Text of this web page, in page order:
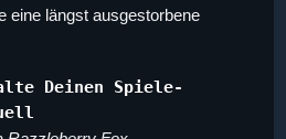
eine längst ausgestorbene
Deinen Spiele-